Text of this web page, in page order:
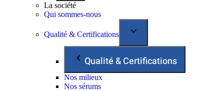
La société
Qui sommes-nous
Qualité & Certifications
Qualité & Certifications
Nos milieux
Nos sérums